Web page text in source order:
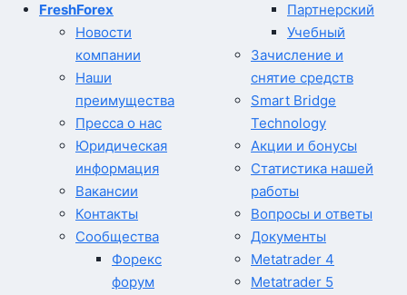
FreshForex
Новости
компании
Наши
преимущества
Пресса о нас
Юридическая
информация
Вакансии
Контакты
Сообщества
Форекс
форум
Партнерский
Учебный
Зачисление и
снятие средств
Smart Bridge
Technology
Акции и бонусы
Статистика нашей
работы
Вопросы и ответы
Документы
Metatrader 4
Metatrader 5